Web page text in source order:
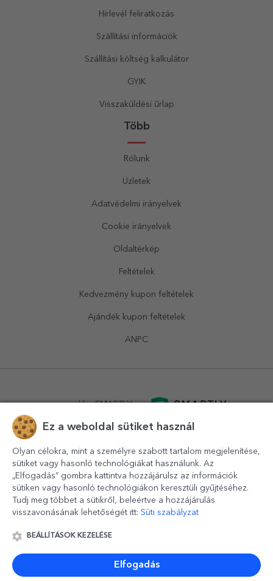
Hírlevél feliratkozás
Szállítási információk
Szállítási költség kalkulátor
GYIK
Visszaküldési űrlap
Több
Rólunk
Üzletek
Adatvédelmi irányelvek
Cookie irányelvek
Oldaltérkép
Feltételek
Kedvezmény kupon feltételek
Ajándék kupon feltételek
ANPC
powered bySMARTLY.ro
© 2016-2026 StarGift
contact@stargift.hu
www.stargift.hu
Ez a weboldal sütiket használ
Olyan célokra, mint a személyre szabott tartalom megjelenítése,
sütiket vagy hasonló technológiákat használunk. Az
„Elfogadás” gombra kattintva hozzájárulsz az információk
sütiken vagy hasonló technológiákon keresztüli gyűjtéséhez.
Tudj meg többet a sütikről, beleértve a hozzájárulás
visszavonásának lehetőségét itt: Süti szabályzat
BEÁLLÍTÁSOK KEZELÉSE
Elfogadás